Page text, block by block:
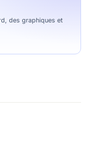
des graphiques et